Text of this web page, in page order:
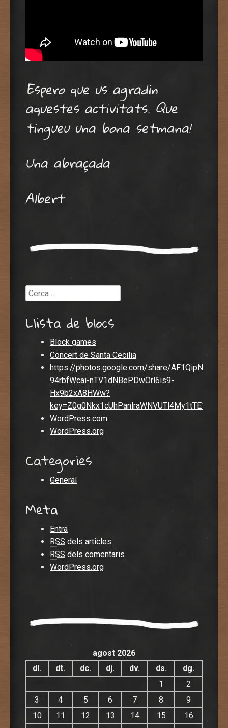
Espero que us agradin
aquestes activitats. Que
tingueu una bona setmana!
Una abraçada
Albert
Cerca
Llista de blocs
Block games
Concert de Santa Cecilia
https://photos.google.com/share/
94rbfWcai-nTV1dNBePDwOrl6is9-
Hx9b2xA8HWw?
WordPress.com
WordPress.org
Categories
General
Meta
Entra
RSS dels articles
RSS dels comentaris
WordPress.org
agost 2026
dl.
dt. dc. dj. dv. ds.
dg.
1
2
3
4 5 6 7 8
9
10
11 12 13 14 15
16